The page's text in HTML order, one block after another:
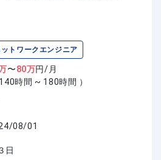
トワークエンジニア
〜80万円/月
140時間 ~ 180時間 ）
08/01
日